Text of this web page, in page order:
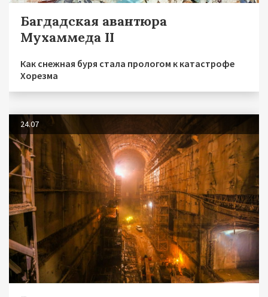
Багдадская авантюра
Мухаммеда II
Как снежная буря стала прологом к катастрофе
Хорезма
24.07